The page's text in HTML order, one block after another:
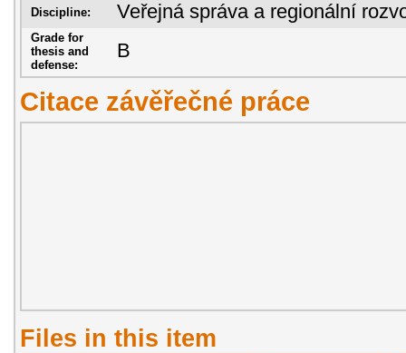
Discipline: Veřejná správa a regionální
Grade for
thesis and
defense:
B
Citace závěřečné práce
Files in this item